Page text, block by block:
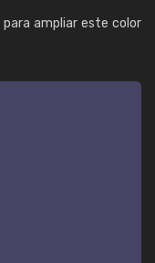
ampliar este color